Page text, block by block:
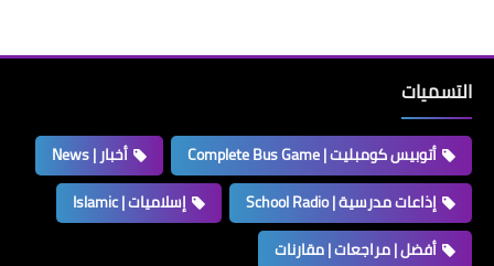
التسميات
أتوبيس كومبليت | Complete Bus Game
أخبار | News
إذاعات مدرسية | School Radio
إسلاميات | Islamic
أفضل | مراجعات | مقارنات